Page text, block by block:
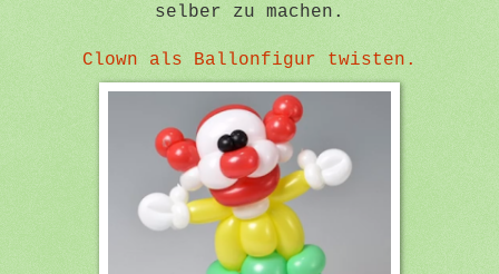
selber zu machen.
Clown als Ballonfigur twisten.